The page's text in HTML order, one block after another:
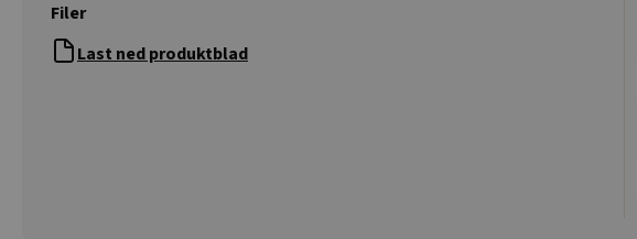
Filer
Last ned produktblad